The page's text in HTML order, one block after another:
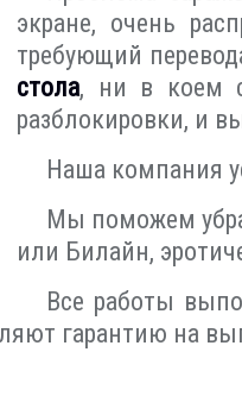
экране, очень
требующий
стола, ни в коем
разблокировки, и
Наша компания
Мы поможем
или Билайн,
Все работы
гарантию на